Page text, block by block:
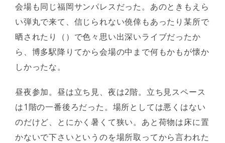
会場も同じ福岡サンパレスだった。あのときもえら
い弾丸で来て、信じられない僥倖もあったり某所で
晒されたり（）で色々思い出深いライブだったか
ら、博多駅降りてから会場の中まで何もかもが懐か
しかったな。
昼夜参加。昼は立ち見、夜は2階。立ち見スペース
は1階の一番後ろだった。場所としては悪くはない
のだけど、とにかく暑くて狭い。あと荷物は床に置
かないで下さいというのを場所取ってから言われた